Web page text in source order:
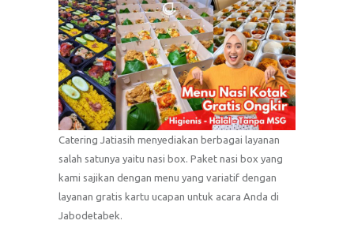
Catering Jatiasih menyediakan berbagai layanan
salah satunya yaitu nasi box. Paket nasi box yang
kami sajikan dengan menu yang variatif dengan
layanan gratis kartu ucapan untuk acara Anda di
Jabodetabek.